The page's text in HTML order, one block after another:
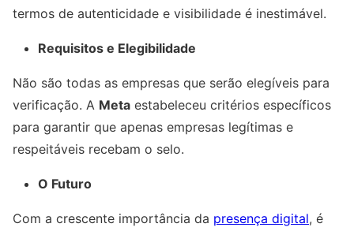
termos de autenticidade e visibilidade é inestimável.
Requisitos e Elegibilidade
Não são todas as empresas que serão elegíveis para
verificação. A Meta estabeleceu critérios específicos
para garantir que apenas empresas legítimas e
respeitáveis recebam o selo.
O Futuro
Com a crescente importância da presença digital, é